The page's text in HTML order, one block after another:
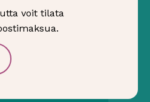
voit tilata
Sivu avautuu uudessa ikkunassa